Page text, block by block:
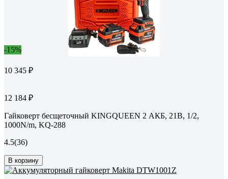
-15%
10 345 ₽
12 184 ₽
Гайковерт бесщеточный KINGQUEEN 2 АКБ, 21В, 1/2,
1000N/m, KQ-288
4.5(36)
В корзину